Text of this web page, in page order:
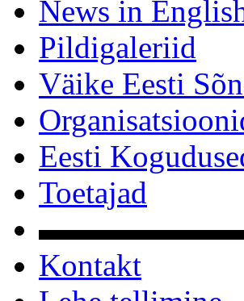
News in
Pildigaleriid
Väike Eesti
Eesti
Toetajad
Kontakt